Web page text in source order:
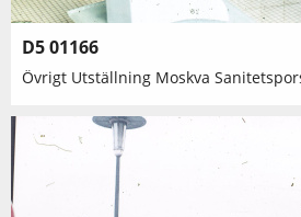
D5 01166
Övrigt Utställning Moskva